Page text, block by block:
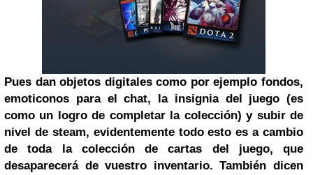
Pues dan objetos digitales como por ejemplo fondos,
emoticonos para el chat, la insignia del juego (es
como un logro de completar la colección) y subir de
nivel de steam, evidentemente todo esto es a cambio
de toda la colección de cartas del juego, que
desaparecerá de vuestro inventario. También dicen